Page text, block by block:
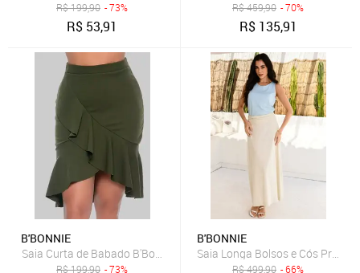
R$199,90 - 73%
R$ 53,91
R$459,90 - 70%
R$ 135,91
B'BONNIE
Saia Curta de Babado B'Bonnie Leonora Verde Militar
R$199,90 - 73%
B'BONNIE
Saia Longa Bolsos e Cós
R$499,90 - 66%